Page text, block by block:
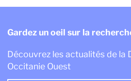
Gardez un oeil sur la
Découvrez les actualités de la
Occitanie Ouest